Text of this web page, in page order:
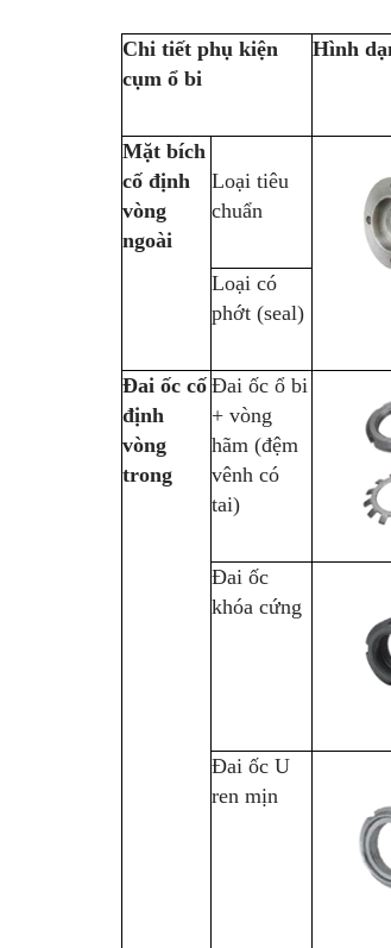
Chi tiết phụ kiện
cụm ổ bi
Hình
Mặt bích
cố định
vòng
ngoài
Loại tiêu
chuẩn
Loại có
phớt (seal)
Đai ốc cố
định
vòng
trong
Đai ốc ổ bi
+ vòng
hãm (đệm
vênh có
tai)
Đai ốc
khóa cứng
Đai ốc U
ren mịn